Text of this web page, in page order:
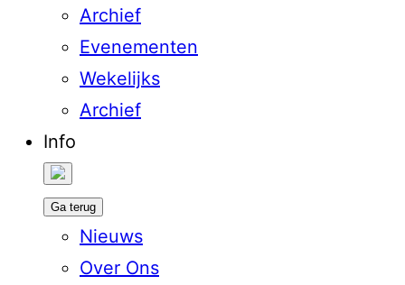
Archief
Evenementen
Wekelijks
Archief
Info
Ga terug
Nieuws
Over Ons